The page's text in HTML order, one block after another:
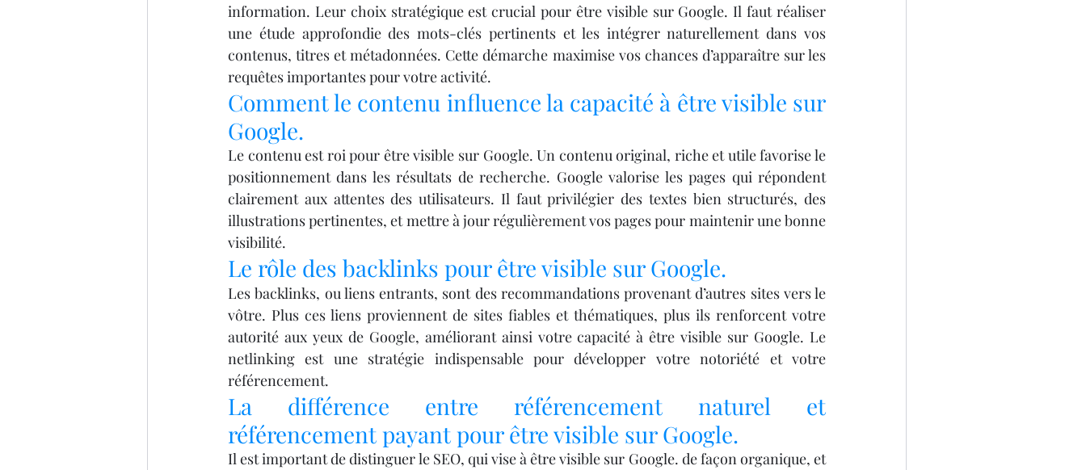
information. Leur choix stratégique est crucial pour être visible sur Google. Il faut réaliser
une étude approfondie des mots-clés pertinents et les intégrer naturellement dans vos
contenus, titres et métadonnées. Cette démarche maximise vos chances d’apparaître sur les
requêtes importantes pour votre activité.
Comment le contenu influence la capacité à être visible sur
Google.
Le contenu est roi pour être visible sur Google. Un contenu original, riche et utile favorise le
positionnement dans les résultats de recherche. Google valorise les pages qui répondent
clairement aux attentes des utilisateurs. Il faut privilégier des textes bien structurés, des
illustrations pertinentes, et mettre à jour régulièrement vos pages pour maintenir une bonne
visibilité.
Le rôle des backlinks pour être visible sur Google.
Les backlinks, ou liens entrants, sont des recommandations provenant d’autres sites vers le
vôtre. Plus ces liens proviennent de sites fiables et thématiques, plus ils renforcent votre
autorité aux yeux de Google, améliorant ainsi votre capacité à être visible sur Google. Le
netlinking est une stratégie indispensable pour développer votre notoriété et votre
référencement.
La différence entre référencement naturel et
référencement payant pour être visible sur Google.
Il est important de distinguer le SEO, qui vise à être visible sur Google. de façon organique, et